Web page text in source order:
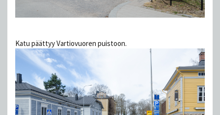
Katu päättyy Vartiovuoren puistoon.